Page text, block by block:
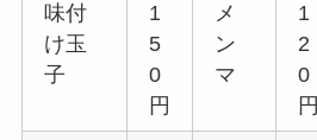
味付
け玉
子
1
5
0
円
メ
ン
マ
1
2
0
円